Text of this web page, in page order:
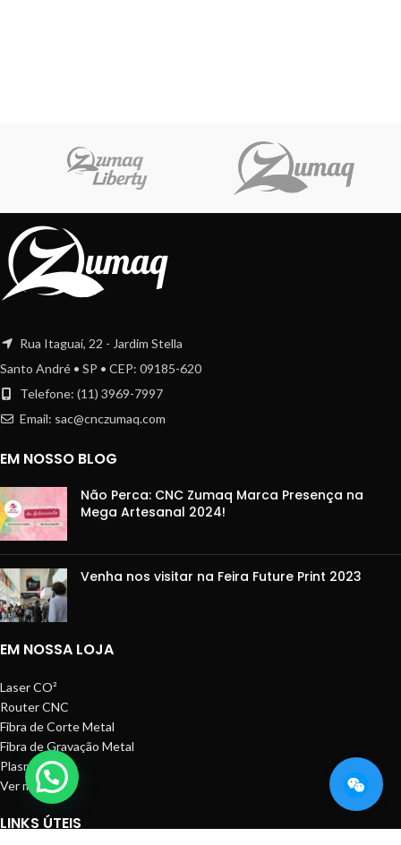
Rua Itaguaí, 22 - Jardim Stella
Santo André • SP • CEP: 09185-620
Telefone: (11) 3969-7997
Email: sac@cnczumaq.com
EM NOSSO BLOG
Não Perca: CNC Zumaq Marca Presença na
Mega Artesanal 2024!
Venha nos visitar na Feira Future Print 2023
EM NOSSA LOJA
Laser CO²
Router CNC
Fibra de Corte Metal
Fibra de Gravação Metal
Plasma CNC
Ver mais
LINKS ÚTEIS